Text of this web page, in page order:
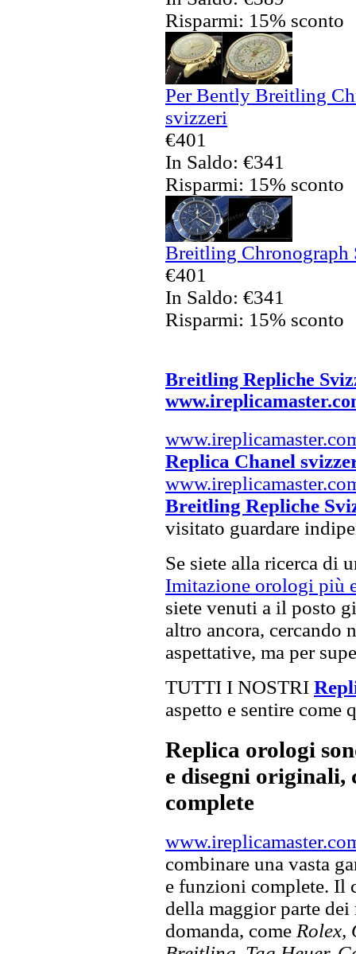
Risparmi: 15% sconto
Per Bently Breitling
svizzeri
€401
In Saldo: €341
Risparmi: 15% sconto
Breitling Chronograph
€401
In Saldo: €341
Risparmi: 15% sconto
Breitling Repliche
Replica Chanel
Breitling Repliche
visitato guardare
Se siete alla ricerca di
Imitazione orologi più
siete venuti a il posto
altro ancora, cercando
aspettative, ma per
TUTTI I NOSTRI
aspetto e sentire
Replica orologi
e disegni originali,
complete
combinare una vasta
e funzioni complete. Il
della maggior parte
domanda, come Rolex,